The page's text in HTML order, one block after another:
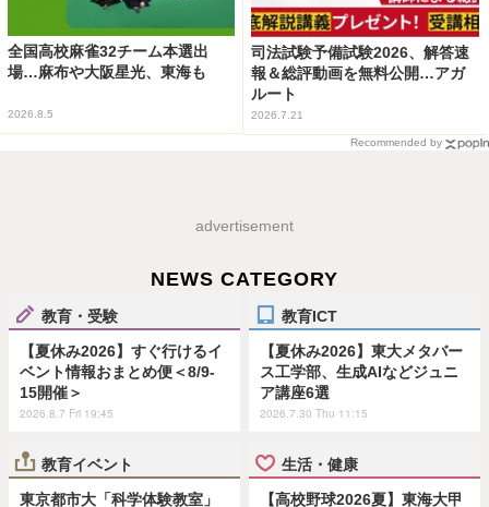
全国高校麻雀32チーム本選出
場…麻布や大阪星光、東海も
2026.8.5
司法試験予備試験2026、解答速
報＆総評動画を無料公開…アガ
ルート
2026.7.21
Recommended by
advertisement
NEWS CATEGORY
教育・受験
【夏休み2026】すぐ行けるイ
ベント情報おまとめ便＜8/9-
15開催＞
2026.8.7 Fri 19:45
教育ICT
【夏休み2026】東大メタバー
ス工学部、生成AIなどジュニ
ア講座6選
2026.7.30 Thu 11:15
教育イベント
東京都市大「科学体験教室」
生活・健康
【高校野球2026夏】東海大甲